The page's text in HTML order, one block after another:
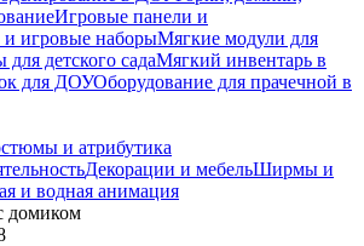
Игровые панели и
игровые наборыМягкие модули для
детского садаМягкий инвентарь в
для ДОУОборудование для прачечной в
и атрибутика
Декорации и мебельШирмы и
и водная анимация
домиком